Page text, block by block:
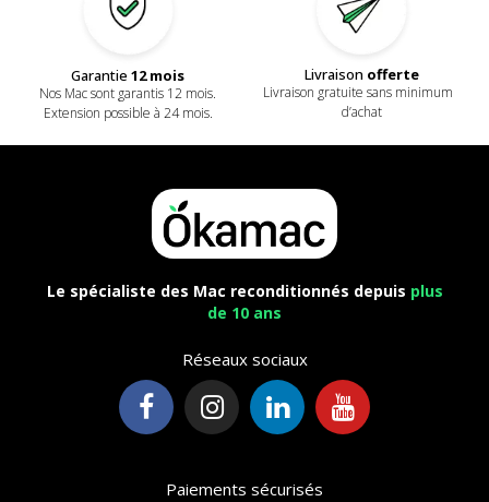
Garantie 12 mois
Nos Mac sont garantis 12 mois.
Extension possible à 24 mois.
Livraison offerte
Livraison gratuite sans minimum
d’achat
Le spécialiste des Mac reconditionnés depuis plus
de 10 ans
Réseaux sociaux
Paiements sécurisés